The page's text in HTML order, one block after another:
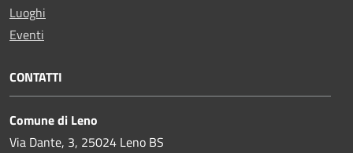
Luoghi
Eventi
CONTATTI
Comune di Leno
Via Dante, 3, 25024 Leno BS